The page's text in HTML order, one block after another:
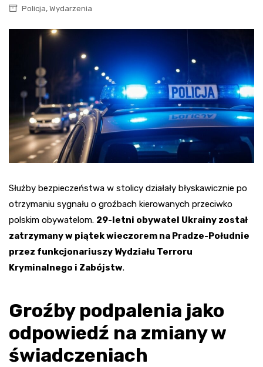
Policja, Wydarzenia
Służby bezpieczeństwa w stolicy działały błyskawicznie po
otrzymaniu sygnału o groźbach kierowanych przeciwko
polskim obywatelom. 29-letni obywatel Ukrainy został
zatrzymany w piątek wieczorem na Pradze-Południe
przez funkcjonariuszy Wydziału Terroru
Kryminalnego i Zabójstw.
Groźby podpalenia jako
odpowiedź na zmiany w
świadczeniach